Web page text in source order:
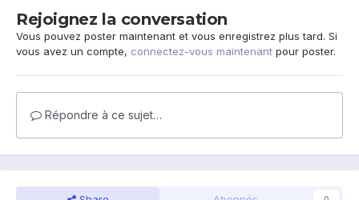
Rejoignez la conversation
Vous pouvez poster maintenant et vous enregistrez plus tard. Si
vous avez un compte, connectez-vous maintenant pour poster.
Répondre à ce sujet…